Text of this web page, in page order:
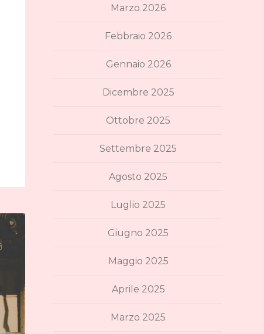
Marzo 2026
Febbraio 2026
Gennaio 2026
Dicembre 2025
Ottobre 2025
Settembre 2025
Agosto 2025
Luglio 2025
Giugno 2025
Maggio 2025
Aprile 2025
Marzo 2025